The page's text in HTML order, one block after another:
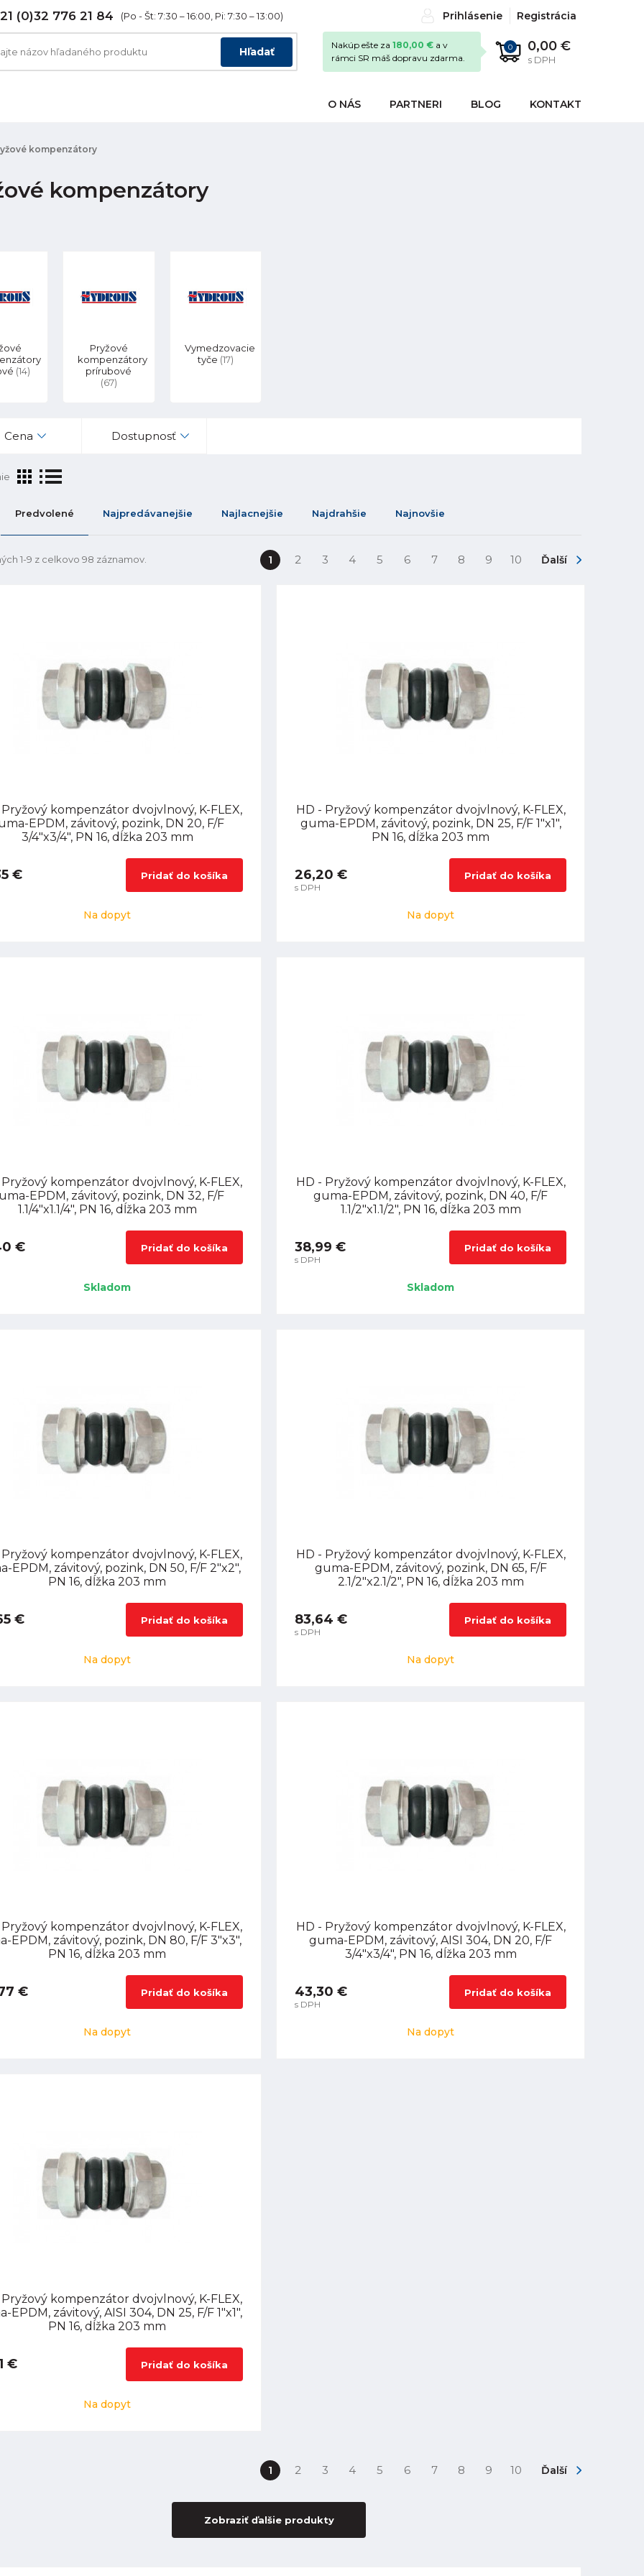
(0)32 776 21 84 (Po - Št: 7:30 – 16:00, Pi: 7:30 – 13:00) Prihlásenie Registrácia
Hľadať 0 0,00 €
s DPH
Nakúp ešte za 180,00 € a v
rámci SR máš dopravu zdarma.
O NÁS PARTNERI BLOG KONTAKT
kompenzátory
kompenzátory
(14)
Pryžové
kompenzátory
prírubové
(67)
Vymedzovacie
tyče (17)
Cena Dostupnosť
Predvolené Najpredávanejšie Najlacnejšie Najdrahšie Najnovšie
1-9 z celkovo 98 záznamov. 1 2 3 4 5 6 7 8 9 10 Ďalší
Pryžový kompenzátor dvojvlnový, K-FLEX,
EPDM, závitový, pozink, DN 20, F/F
3/4"x3/4", PN 16, dĺžka 203 mm
€ Pridať do košíka
Na dopyt
HD - Pryžový kompenzátor dvojvlnový, K-FLEX,
guma-EPDM, závitový, pozink, DN 25, F/F 1"x1",
PN 16, dĺžka 203 mm
26,20 €
s DPH
Pridať do košíka
Na dopyt
Pryžový kompenzátor dvojvlnový, K-FLEX,
EPDM, závitový, pozink, DN 32, F/F
1.1/4"x1.1/4", PN 16, dĺžka 203 mm
€ Pridať do košíka
Skladom
HD - Pryžový kompenzátor dvojvlnový, K-FLEX,
guma-EPDM, závitový, pozink, DN 40, F/F
1.1/2"x1.1/2", PN 16, dĺžka 203 mm
38,99 €
s DPH
Pridať do košíka
Skladom
Pryžový kompenzátor dvojvlnový, K-FLEX,
EPDM, závitový, pozink, DN 50, F/F 2"x2",
PN 16, dĺžka 203 mm
€ Pridať do košíka
Na dopyt
HD - Pryžový kompenzátor dvojvlnový, K-FLEX,
guma-EPDM, závitový, pozink, DN 65, F/F
2.1/2"x2.1/2", PN 16, dĺžka 203 mm
83,64 €
s DPH
Pridať do košíka
Na dopyt
Pryžový kompenzátor dvojvlnový, K-FLEX,
EPDM, závitový, pozink, DN 80, F/F 3"x3",
PN 16, dĺžka 203 mm
€ Pridať do košíka
Na dopyt
HD - Pryžový kompenzátor dvojvlnový, K-FLEX,
guma-EPDM, závitový, AISI 304, DN 20, F/F
3/4"x3/4", PN 16, dĺžka 203 mm
43,30 €
s DPH
Pridať do košíka
Na dopyt
Pryžový kompenzátor dvojvlnový, K-FLEX,
EPDM, závitový, AISI 304, DN 25, F/F 1"x1",
PN 16, dĺžka 203 mm
€ Pridať do košíka
Na dopyt
1 2 3 4 5 6 7 8 9 10 Ďalší
Zobraziť ďalšie produkty